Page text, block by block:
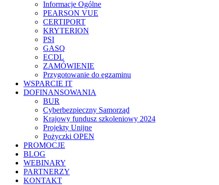
Informacje Ogólne
PEARSON VUE
CERTIPORT
KRYTERION
PSI
GASQ
ECDL
ZAMÓWIENIE
Przygotowanie do egzaminu
WSPARCIE IT
DOFINANSOWANIA
BUR
Cyberbezpieczny Samorząd
Krajowy fundusz szkoleniowy 2024
Projekty Unijne
Pożyczki OPEN
PROMOCJE
BLOG
WEBINARY
PARTNERZY
KONTAKT